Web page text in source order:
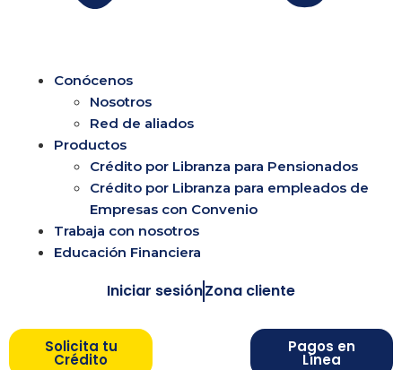
Conócenos
Nosotros
Red de aliados
Productos
Crédito por Libranza para Pensionados
Crédito por Libranza para empleados de
Empresas con Convenio
Trabaja con nosotros
Educación Financiera
Iniciar sesiónZona cliente
Solicita tu
Crédito
Pagos en
Línea